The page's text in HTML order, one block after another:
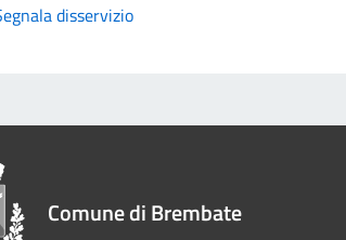
disservizio
Comune di Brembate